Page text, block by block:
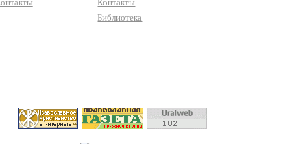
Контакты
Библиотека